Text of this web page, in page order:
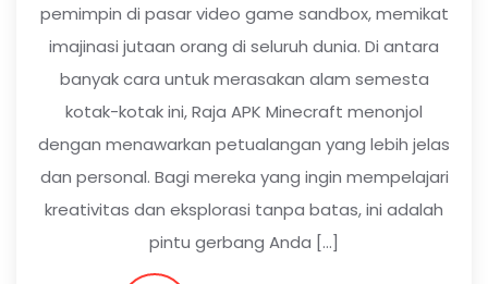
pemimpin di pasar video game sandbox, memikat
imajinasi jutaan orang di seluruh dunia. Di antara
banyak cara untuk merasakan alam semesta
kotak-kotak ini, Raja APK Minecraft menonjol
dengan menawarkan petualangan yang lebih jelas
dan personal. Bagi mereka yang ingin mempelajari
kreativitas dan eksplorasi tanpa batas, ini adalah
pintu gerbang Anda […]